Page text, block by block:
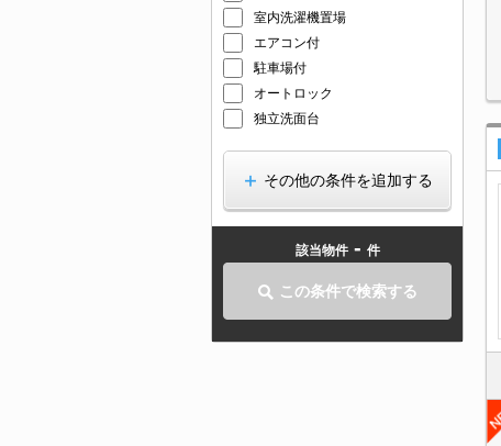
室内洗濯機置場
エアコン付
駐車場付
オートロック
独立洗面台
その他の条件を追加する
該当物件 - 件
この条件で検索する